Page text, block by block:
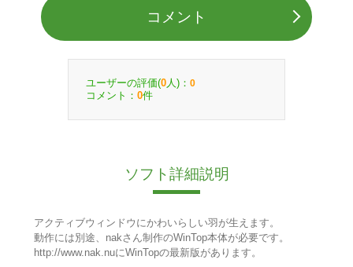
コメント
ユーザーの評価(0 人)： 0
コメント： 0件
ソフト詳細説明
アクティブウィンドウにかわいらしい羽が生えます。
動作には別途、nakさん制作のWinTop本体が必要です。
http://www.nak.nuにWinTopの最新版があります。